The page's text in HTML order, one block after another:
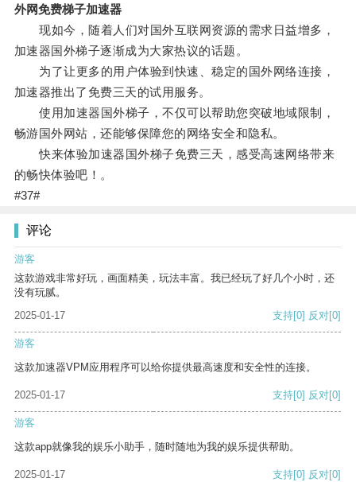
外网免费梯子加速器
现如今，随着人们对国外互联网资源的需求日益增多，
加速器国外梯子逐渐成为大家热议的话题。
为了让更多的用户体验到快速、稳定的国外网络连接，
加速器推出了免费三天的试用服务。
使用加速器国外梯子，不仅可以帮助您突破地域限制，
畅游国外网站，还能够保障您的网络安全和隐私。
快来体验加速器国外梯子免费三天，感受高速网络带来
的畅快体验吧！。
#37#
评论
游客
这款游戏非常好玩，画面精美，玩法丰富。我已经玩了好几个小时，还
没有玩腻。
2025-01-17
支持[0] 反对[0]
游客
这款加速器VPM应用程序可以给你提供最高速度和安全性的连接。
2025-01-17 支持[0] 反对[0]
游客
这款app就像我的娱乐小助手，随时随地为我的娱乐提供帮助。
2025-01-17 支持[0] 反对[0]